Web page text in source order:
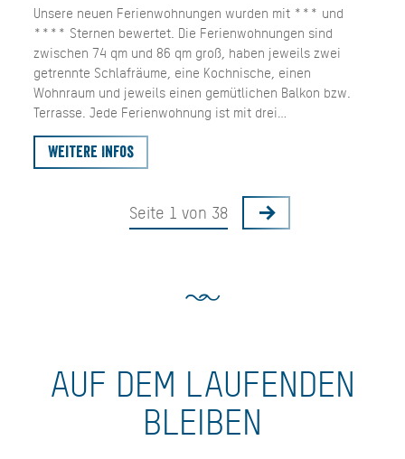
Unsere neuen Ferienwohnungen wurden mit *** und
**** Sternen bewertet. Die Ferienwohnungen sind
zwischen 74 qm und 86 qm groß, haben jeweils zwei
getrennte Schlafräume, eine Kochnische, einen
Wohnraum und jeweils einen gemütlichen Balkon bzw.
Terrasse. Jede Ferienwohnung ist mit drei…
Weitere Infos
Seite 1 von 38
AUF DEM LAUFENDEN
BLEIBEN